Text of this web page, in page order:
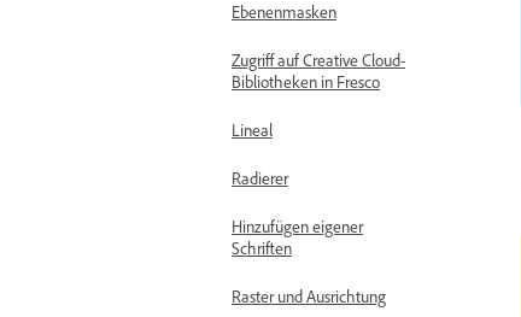
Ebenenmasken
Zugriff auf Creative Cloud-
Bibliotheken in Fresco
Lineal
Radierer
Hinzufügen eigener
Schriften
Raster und Ausrichtung